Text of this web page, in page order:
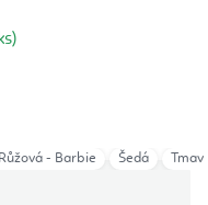
Růžová - Barbie Šedá